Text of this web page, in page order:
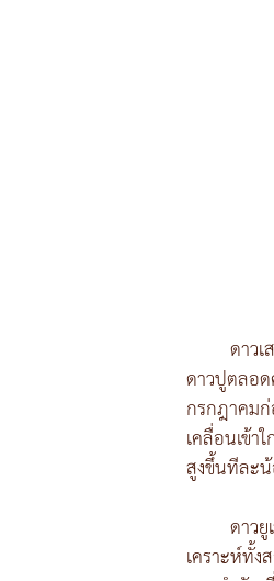
ดาว
ดาวปูตลอ
กรกฎาคม
เคลื่อนเข้
สูงขึ้นทีละน้
ดาว
เคราะห์ทั้